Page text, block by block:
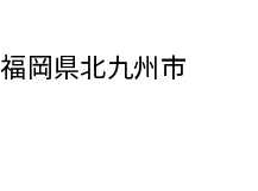
岡県北九州市